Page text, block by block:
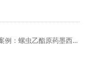
农药登记QSAR应用案例：螺虫乙酯原药墨西哥登记